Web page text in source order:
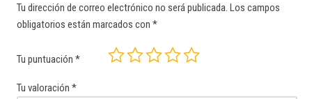
Tu dirección de correo electrónico no será publicada. Los campos
obligatorios están marcados con *
Tu puntuación *
Tu valoración *